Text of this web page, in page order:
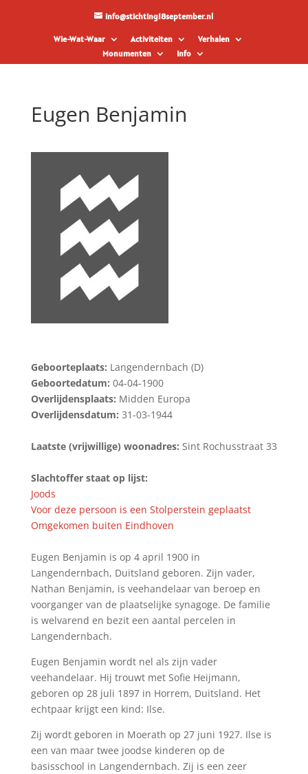
info@stichting18september.nl
Wie-Wat-Waar Activiteiten
Verhalen
Monumenten
Info
Eugen Benjamin
Geboorteplaats: Langendernbach (D)
Geboortedatum: 04-04-1900
Overlijdensplaats: Midden Europa
Overlijdensdatum: 31-03-1944
Laatste (vrijwillige) woonadres: Sint Rochusstraat 33
Slachtoffer staat op lijst:
Joods
Voor deze persoon is een Stolperstein geplaatst
Omgekomen buiten Eindhoven
Eugen Benjamin is op 4 april 1900 in
Langendernbach, Duitsland geboren. Zijn vader,
Nathan Benjamin, is veehandelaar van beroep en
voorganger van de plaatselijke synagoge. De familie
is welvarend en bezit een aantal percelen in
Langendernbach.
Eugen Benjamin wordt nel als zijn vader
veehandelaar. Hij trouwt met Sofie Heijmann,
geboren op 28 juli 1897 in Horrem, Duitsland. Het
echtpaar krijgt een kind: Ilse.
Zij wordt geboren in Moerath op 27 juni 1927. Ilse is
een van maar twee joodse kinderen op de
basisschool in Langendernbach. Zij is een zeer